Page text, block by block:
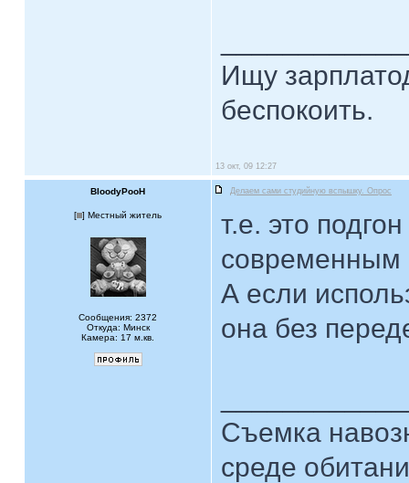
Ищу
беспокоить.
13 окт, 09 12:27
BloodyPooH Делаем сами студийную вспышку. Опрос
[ ] Местный житель
Сообщения: 2372
Откуда: Минск
Камера: 17 м.кв.
т.е. это
современным
А если
она без
Съемка
среде